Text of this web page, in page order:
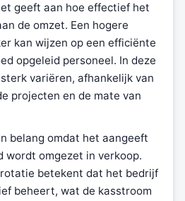
geeft aan hoe effectief het
de omzet. Een hogere
kan wijzen op een efficiënte
opgeleid personeel. In deze
variëren, afhankelijk van
projecten en de mate van
belang omdat het aangeeft
wordt omgezet in verkoop.
betekent dat het bedrijf
beheert, wat de kasstroom